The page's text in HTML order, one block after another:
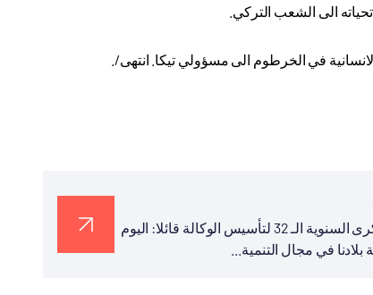
الى الشعب التركي.
في الخرطوم الى مسؤولي تيكا. انتهى/.
نشر رئيس تيكا التركية السيد سركان قايالار في تغريدة له بمناسبة الذكرى السنوية الـ 32 لتأسيس الوكالة قائلا: اليوم